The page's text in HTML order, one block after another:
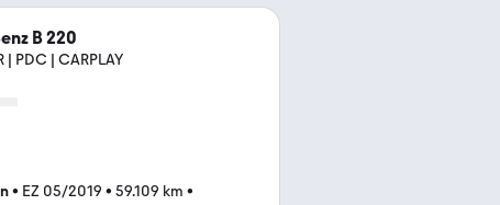
B 220
| PDC | CARPLAY
• EZ 05/2019 • 59.109 km •